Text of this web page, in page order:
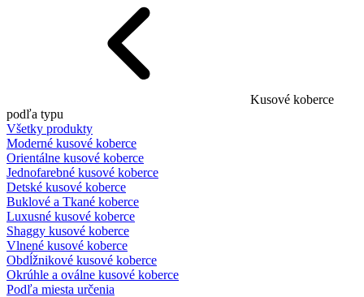
Kusové koberce
podľa typu
Všetky produkty
Moderné kusové koberce
Orientálne kusové koberce
Jednofarebné kusové koberce
Detské kusové koberce
Buklové a Tkané koberce
Luxusné kusové koberce
Shaggy kusové koberce
Vlnené kusové koberce
Obdĺžnikové kusové koberce
Okrúhle a oválne kusové koberce
Podľa miesta určenia